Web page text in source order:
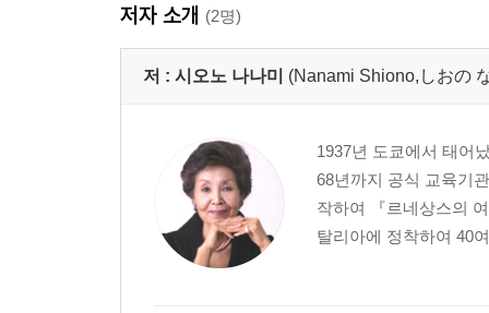
저자 소개 (2명)
저 : 시오노 나나미 (Nanami Shiono,しおの
1937년 도쿄에서 태어
68년까지 공식 교육기
작하여 『르네상스의
탈리아에 정착하여 40